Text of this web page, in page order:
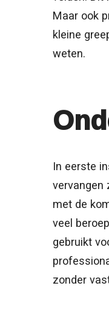
Maar ook
kleine
weten.
In eerste
vervangen
met de
veel
gebruikt
zonder